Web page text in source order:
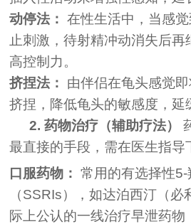
动停法： 在性生活中，当感
止刺激，待射精冲动消失后
高控制力。
挤捏法：
由伴侣在龟头感觉
挤捏，降低龟头的敏感度，延
2. 药物治疗（辅助疗法）
最直接的手段，需在医生指导
口服药物： 常用的有选择性5-
（SSRIs），如达泊西汀（
际上公认的一线治疗早泄药物